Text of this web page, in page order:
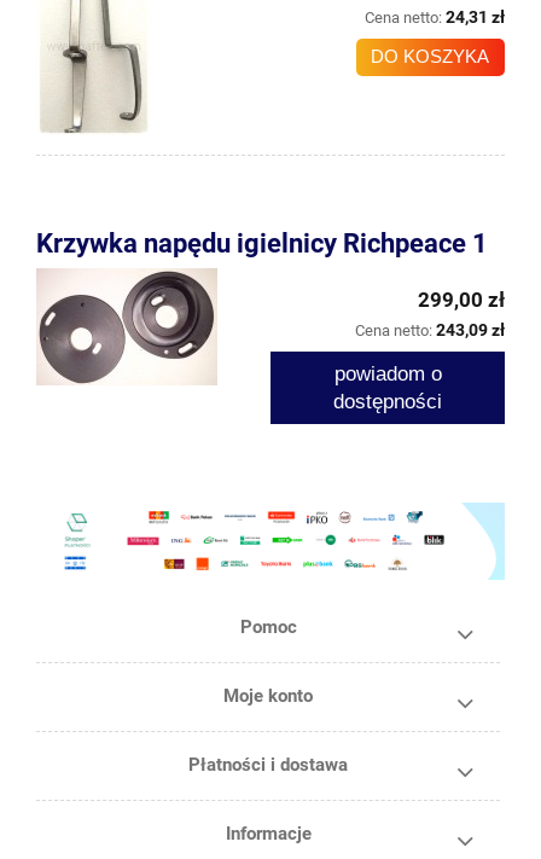
Cena netto: 24,31 zł
DO KOSZYKA
Krzywka napędu igielnicy Richpeace 1
299,00 zł
Cena netto: 243,09 zł
powiadom o
dostępności
Pomoc
Moje konto
Płatności i dostawa
Informacje